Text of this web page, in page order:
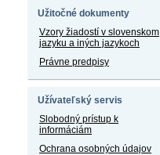
Užitočné dokumenty
Vzory žiadostí v slovenskom
jazyku a iných jazykoch
Právne predpisy
Užívateľský servis
Slobodný prístup k
informáciám
Ochrana osobných údajov